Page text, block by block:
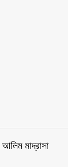
মাদ্রাসা